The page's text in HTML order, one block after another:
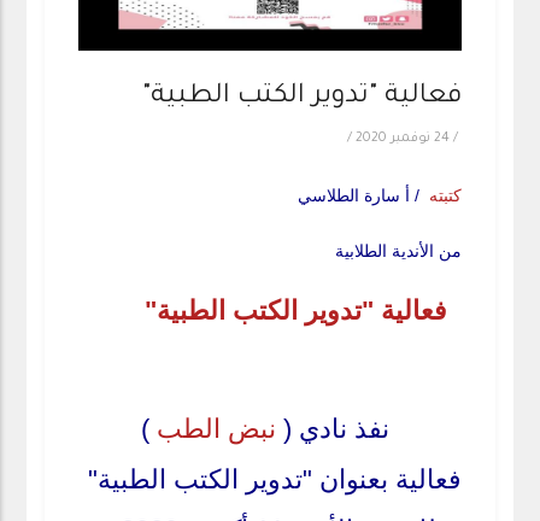
فعالية "تدوير الكتب الطبية"
/24 نوفمبر 2020 /
كتبته/ أ سارة الطلاسي
من الأندية الطلابية
فعالية "تدوير الكتب الطبية"
نفذ نادي ( نبض الطب)
فعالية بعنوان "تدوير الكتب الطبية"